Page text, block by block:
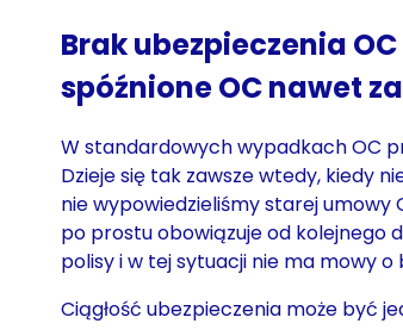
Brak ubezpieczenia
spóźnione OC nawet
W standardowych wypadkach OC
Dzieje się tak zawsze wtedy, kiedy
nie wypowiedzieliśmy starej umowy
po prostu obowiązuje od kolejnego
polisy i w tej sytuacji nie ma mowy o
Ciągłość ubezpieczenia może być